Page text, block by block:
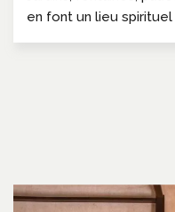
en font un lieu